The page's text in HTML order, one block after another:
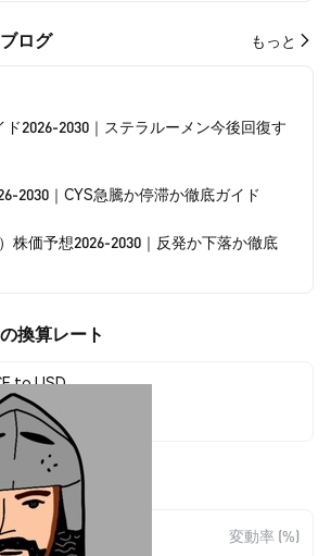
ログ もっと
2026-2030｜ステラルーメン今後回復す
2030｜CYS急騰か停滞か徹底ガイド
株価予想2026-2030｜反発か下落か徹底
換算レート
to USD
sub>1548
価格変動
金額変動 変動率 (%)